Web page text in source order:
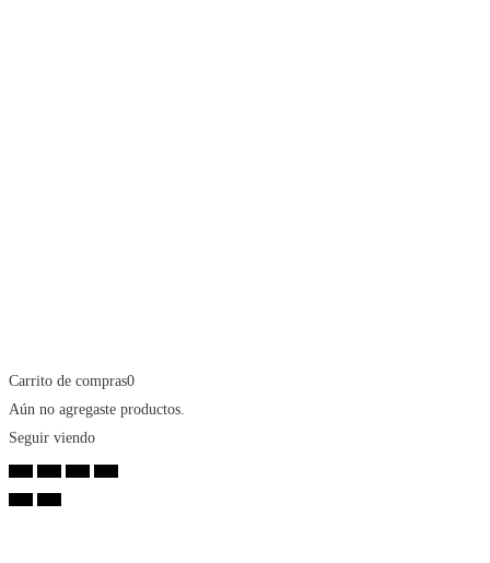
Carrito de compras0
Aún no agregaste productos.
Seguir viendo